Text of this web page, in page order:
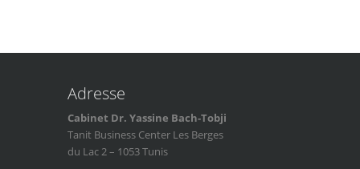
Adresse
Cabinet Dr. Yassine Bach-Tobji
Tanit Business Center Les Berges
du Lac 2 – 1053 Tunis